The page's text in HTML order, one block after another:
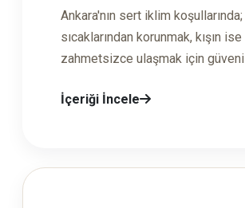
Ankara'nın sert iklim
sıcaklarından korunmak, kışın
zahmetsizce ulaşmak için
İçeriği İncele